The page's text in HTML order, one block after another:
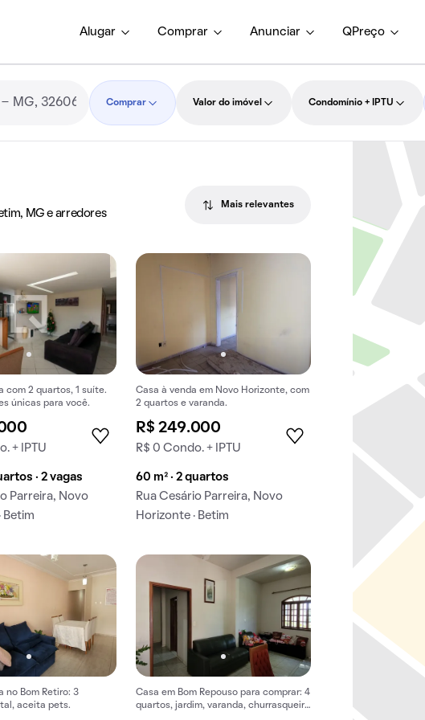
Alugar Comprar Anunciar QPreço
Comprar Valor do imóvel Condomínio + IPTU
MG e arredores
Mais relevantes
com 2 quartos, 1 suíte.
únicas para você.
+ IPTU
· 2 vagas
Parreira, Novo
Betim
Casa à venda em Novo Horizonte, com
2 quartos e varanda.
R$ 249.000
R$ 0 Condo. + IPTU
60 m² · 2 quartos
Rua Cesário Parreira, Novo
Horizonte · Betim
no Bom Retiro: 3
aceita pets.
Casa em Bom Repouso para comprar: 4
quartos, jardim, varanda, churrasqueira